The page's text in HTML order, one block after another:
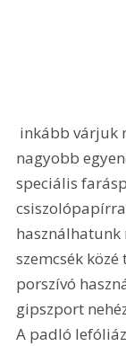
nagyobb
speciális
használhatunk
szemcsék
porszívó
gipszport
A padló